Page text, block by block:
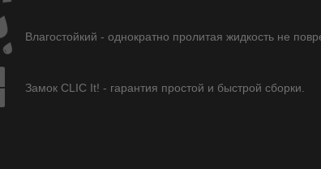
Влагостойкий - однократно пролитая жидкость не
Замок CLIC It! - гарантия простой и быстрой сборки.